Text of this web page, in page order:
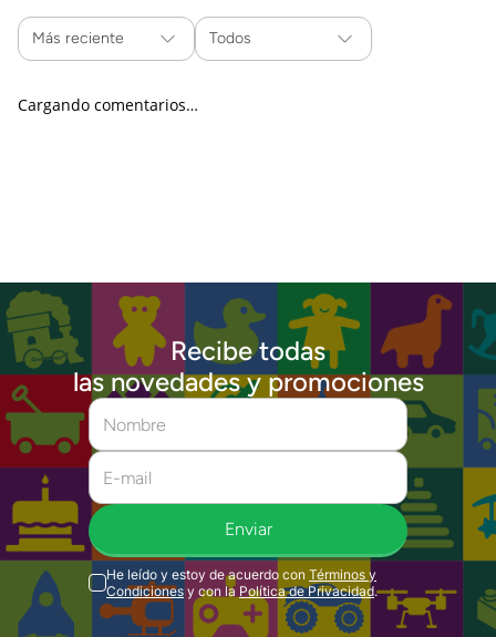
Más reciente Todos
Cargando comentarios…
Recibe todas
las novedades y promociones
Enviar
He leído y estoy de acuerdo con Términos y
Condiciones y con la Política de Privacidad.